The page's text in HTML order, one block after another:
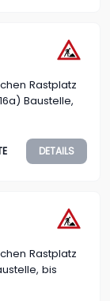
Rastplatz
Baustelle,
DETAILS
Rastplatz
bis